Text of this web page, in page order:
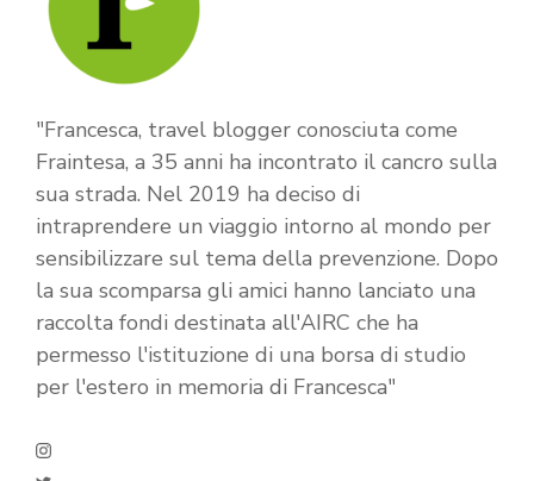
"Francesca, travel blogger conosciuta come
Fraintesa, a 35 anni ha incontrato il cancro sulla
sua strada. Nel 2019 ha deciso di
intraprendere un viaggio intorno al mondo per
sensibilizzare sul tema della prevenzione. Dopo
la sua scomparsa gli amici hanno lanciato una
raccolta fondi destinata all'AIRC che ha
permesso l'istituzione di una borsa di studio
per l'estero in memoria di Francesca"